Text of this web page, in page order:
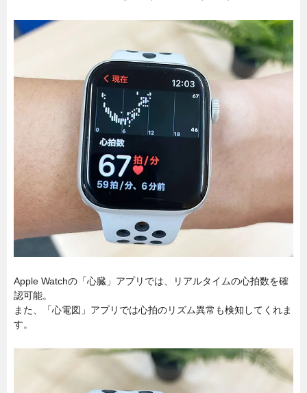
Apple Watchの「心臓」アプリでは、リアルタイムの心拍数を確
認可能。
また、「心電図」アプリでは心拍のリズム異常も検知してくれま
す。